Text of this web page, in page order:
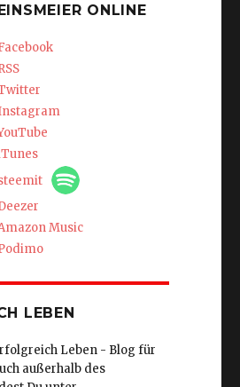
ONLINE
LEBEN
Leben - Blog für
außerhalb des